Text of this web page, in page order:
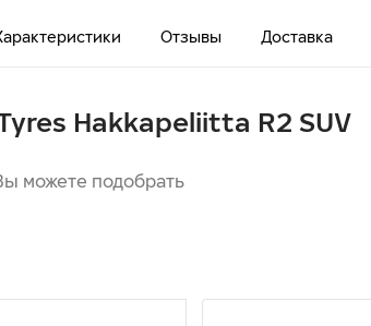
Отзывы Доставка
Hakkapeliitta R2 SUV
можете подобрать